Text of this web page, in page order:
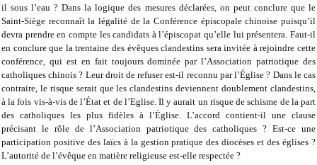
il sous l’eau ? Dans la logique des mesures déclarées, on peut conclure que le
Saint-Siège reconnaît la légalité de la Conférence épiscopale chinoise puisqu’il
devra prendre en compte les candidats à l’épiscopat qu’elle lui présentera. Faut-il
en conclure que la trentaine des évêques clandestins sera invitée à rejoindre cette
conférence, qui est en fait toujours dominée par l’Association patriotique des
catholiques chinois ? Leur droit de refuser est-il reconnu par l’Église ? Dans le cas
contraire, le risque serait que les clandestins deviennent doublement clandestins,
à la fois vis-à-vis de l’État et de l’Eglise. Il y aurait un risque de schisme de la part
des catholiques les plus fidèles à l’Église. L’accord contient-il une clause
précisant le rôle de l’Association patriotique des catholiques ? Est-ce une
participation positive des laïcs à la gestion pratique des diocèses et des églises ?
L’autorité de l’évêque en matière religieuse est-elle respectée ?